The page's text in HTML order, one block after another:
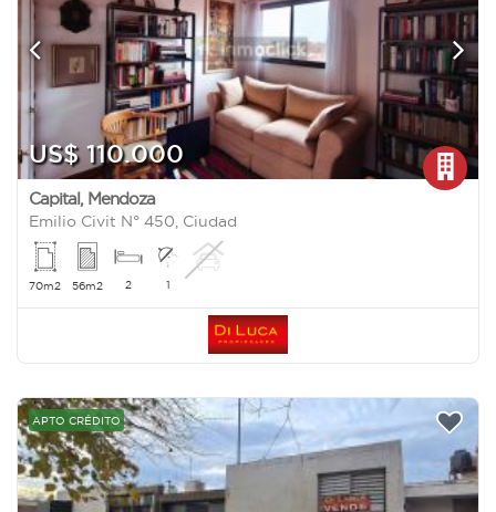
US$ 110.000
Capital, Mendoza
Emilio Civit N° 450, Ciudad
70m2 56m2 2 1
APTO CRÉDITO